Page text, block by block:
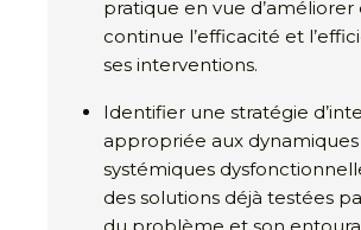
pratique en vue
continue l’efficacité et
ses interventions.
Identifier une stratégie
appropriée aux dynamiques
systémiques
des solutions déjà testées
du problème et son